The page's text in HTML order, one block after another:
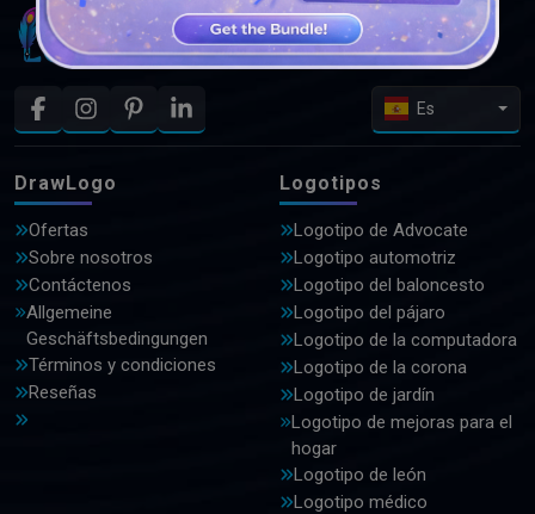
Es
DrawLogo
Ofertas
Sobre nosotros
Contáctenos
Allgemeine
Geschäftsbedingungen
Términos y condiciones
Reseñas
Logotipos
Logotipo de Advocate
Logotipo automotriz
Logotipo del baloncesto
Logotipo del pájaro
Logotipo de la computadora
Logotipo de la corona
Logotipo de jardín
Logotipo de mejoras para el
hogar
Logotipo de león
Logotipo médico